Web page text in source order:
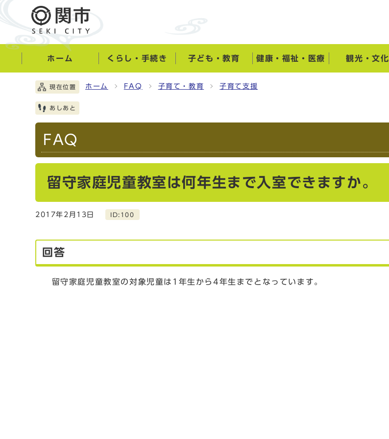
ホーム くらし・手続き 子ども・教育 健康・福祉・医療 観光・文化
現在位置 ホーム FAQ 子育て・教育 子育て支援
あしあと
FAQ
留守家庭児童教室は何年生まで入室できますか。
2017年2月13日 ID:100
回答
留守家庭児童教室の対象児童は1年生から4年生までとなっています。